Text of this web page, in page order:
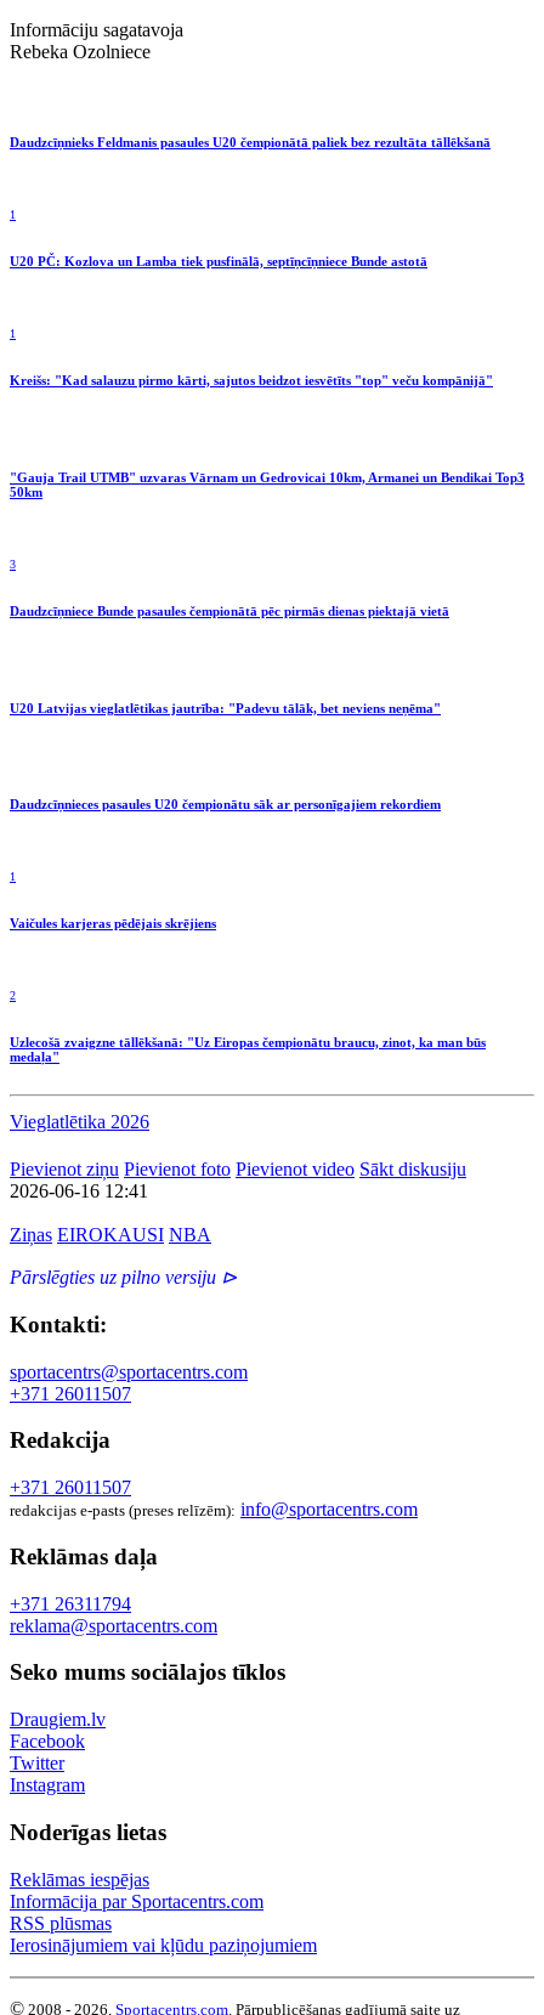
Informāciju sagatavoja
Rebeka Ozolniece
Daudzcīņnieks Feldmanis pasaules U20 čempionātā paliek bez rezultāta tāllēkšanā
1
U20 PČ: Kozlova un Lamba tiek pusfinālā, septīņcīņniece Bunde astotā
1
Kreišs: "Kad salauzu pirmo kārti, sajutos beidzot iesvētīts "top" veču kompānijā"
"Gauja Trail UTMB" uzvaras Vārnam un Gedrovicai 10km, Armanei un Bendikai Top3
50km
3
Daudzcīņniece Bunde pasaules čempionātā pēc pirmās dienas piektajā vietā
U20 Latvijas vieglatlētikas jautrība: "Padevu tālāk, bet neviens neņēma"
Daudzcīņnieces pasaules U20 čempionātu sāk ar personīgajiem rekordiem
1
Vaičules karjeras pēdējais skrējiens
2
Uzlecošā zvaigzne tāllēkšanā: "Uz Eiropas čempionātu braucu, zinot, ka man būs
medaļa"
Vieglatlētika 2026
Pievienot ziņu Pievienot foto Pievienot video Sākt diskusiju
2026-06-16 12:41
Ziņas EIROKAUSI NBA
Pārslēgties uz pilno versiju ⊳
Kontakti:
sportacentrs@sportacentrs.com
+371 26011507
Redakcija
+371 26011507
redakcijas e-pasts (preses relīzēm): info@sportacentrs.com
Reklāmas daļa
+371 26311794
reklama@sportacentrs.com
Seko mums sociālajos tīklos
Draugiem.lv
Facebook
Twitter
Instagram
Noderīgas lietas
Reklāmas iespējas
Informācija par Sportacentrs.com
RSS plūsmas
Ierosinājumiem vai kļūdu paziņojumiem
© 2008 - 2026, Sportacentrs.com . Pārpublicēšanas gadījumā saite uz